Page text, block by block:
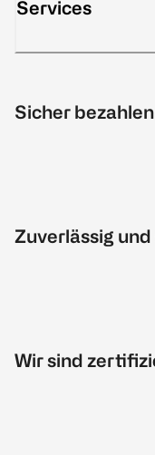
Services
Sicher bezahlen
Zuverlässig
Wir sind